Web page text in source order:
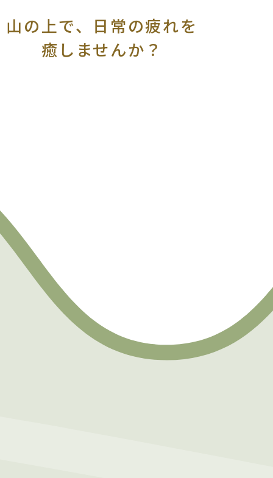
山の上で、日常の疲れを
癒しませんか？